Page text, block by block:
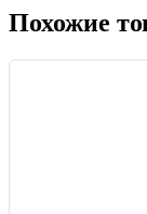
Похожие